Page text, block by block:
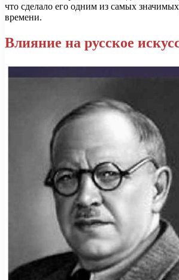
что сделало его одним из самых значимых
времени.
Влияние на русское